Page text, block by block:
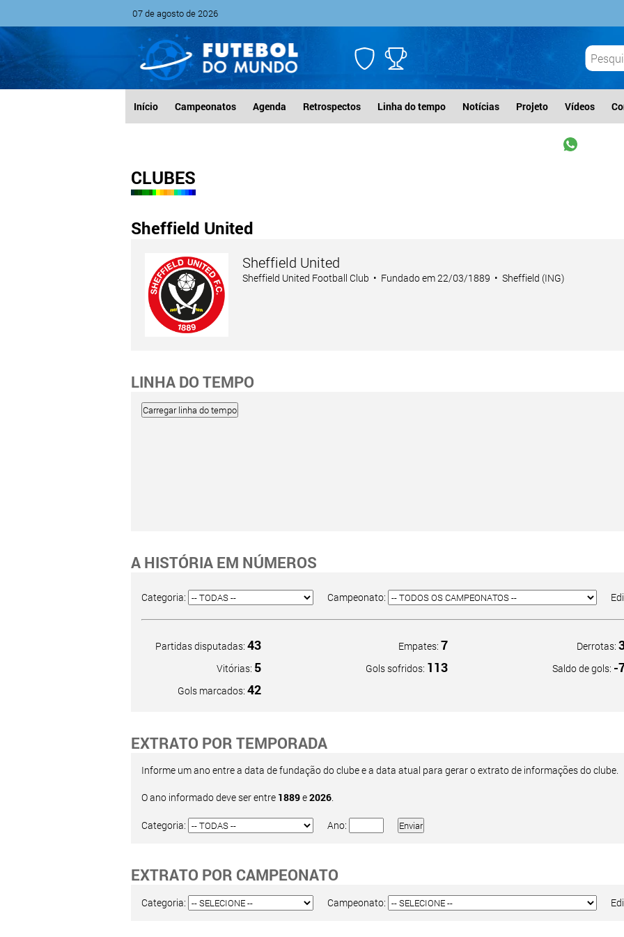
07 de agosto de 2026
Início Campeonatos Agenda Retrospectos Linha do tempo Notícias Projeto Vídeos
CLUBES
Sheffield United
Sheffield United
Sheffield United Football Club • Fundado em 22/03/1889 • Sheffield (ING)
LINHA DO TEMPO
A HISTÓRIA EM NÚMEROS
Categoria: Campeonato:
Partidas disputadas: 43
Vitórias: 5
Gols marcados: 42
Empates: 7
Gols sofridos: 113
Derrotas:
Saldo de gols: -
EXTRATO POR TEMPORADA
Informe um ano entre a data de fundação do clube e a data atual para gerar o extrato de informações do clube.
O ano informado deve ser entre 1889e2026.
Categoria: Ano:
EXTRATO POR CAMPEONATO
Categoria: Campeonato: